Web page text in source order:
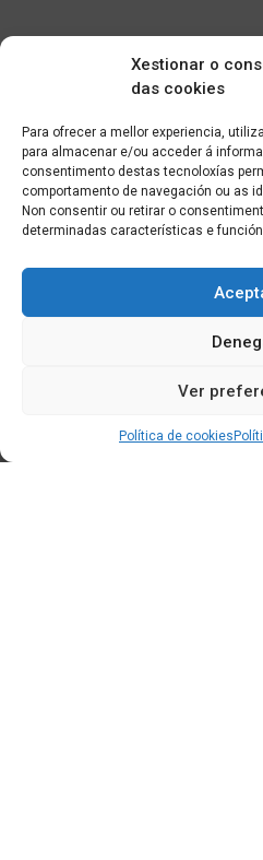
Xestionar o
das cookies
Para ofrecer a mellor experiencia,
para almacenar e/ou acceder á
consentimento destas tecnoloxías
comportamento de navegación ou as
Non consentir ou retirar o
determinadas características e
Ver
Política de cookies